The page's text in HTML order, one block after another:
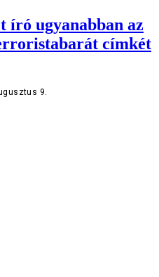
író ugyanabban az
címkét
9.